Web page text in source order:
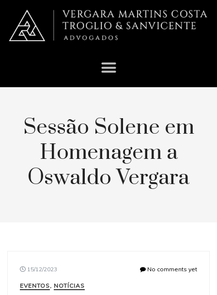
Sessão Solene em
Homenagem a
Oswaldo Vergara
No comments yet
15/12/2023
EVENTOS, NOTÍCIAS